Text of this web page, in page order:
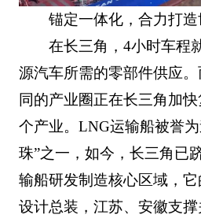
锚定一体化，合力打造
在长三角，4小时车程
源汽车所需的零部件供应
同的产业圈正在长三角加
个产业。LNG运输船被誉
珠”之一，如今，长三角已
输船研发制造核心区域，
设计总装，江苏、安徽支